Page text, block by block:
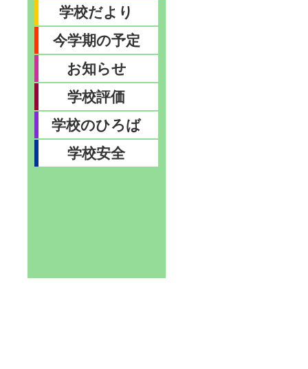
学校だより
今学期の予定
お知らせ
学校評価
学校のひろば
学校安全